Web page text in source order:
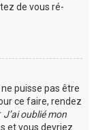
de vous ré-
puisse pas être
ce faire, rendez
J’ai oublié mon
et vous devriez